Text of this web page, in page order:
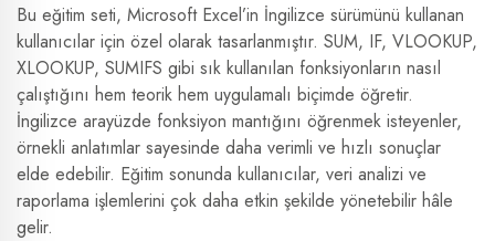
Bu eğitim seti, Microsoft Excel’in İngilizce sürümünü kullanan
kullanıcılar için özel olarak tasarlanmıştır. SUM, IF, VLOOKUP,
XLOOKUP, SUMIFS gibi sık kullanılan fonksiyonların nasıl
çalıştığını hem teorik hem uygulamalı biçimde öğretir.
İngilizce arayüzde fonksiyon mantığını öğrenmek isteyenler,
örnekli anlatımlar sayesinde daha verimli ve hızlı sonuçlar
elde edebilir. Eğitim sonunda kullanıcılar, veri analizi ve
raporlama işlemlerini çok daha etkin şekilde yönetebilir hâle
gelir.